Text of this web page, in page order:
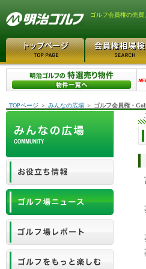
ゴルフ会員権の売
TOPページ ＞ みんなの広場 ＞ ゴルフ会員権・